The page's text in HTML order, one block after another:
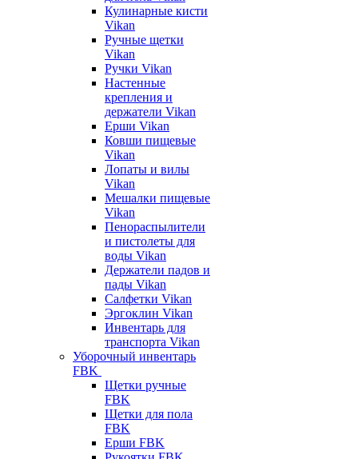
Кулинарные кисти
Vikan
Ручные щетки
Vikan
Ручки Vikan
Настенные
крепления и
держатели Vikan
Ерши Vikan
Ковши пищевые
Vikan
Лопаты и вилы
Vikan
Мешалки пищевые
Vikan
Пенораспылители
и пистолеты для
воды Vikan
Держатели падов и
пады Vikan
Салфетки Vikan
Эргоклин Vikan
Инвентарь для
транспорта Vikan
Уборочный инвентарь
FBK
Щетки ручные
FBK
Щетки для пола
FBK
Ерши FBK